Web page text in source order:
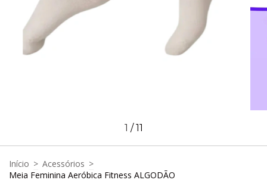
1 /11
Início > Acessórios >
Meia Feminina Aeróbica Fitness ALGODÃO